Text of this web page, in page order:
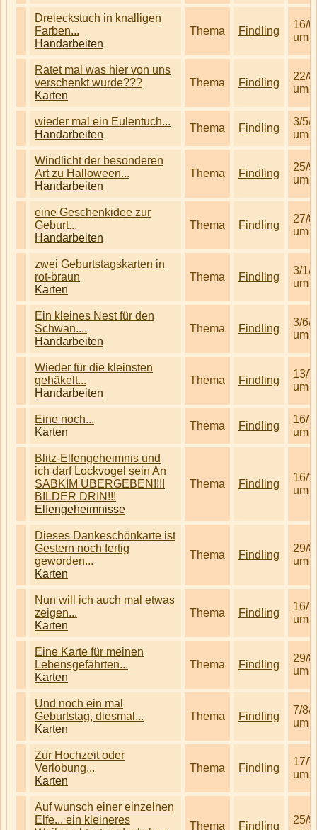
Dreieckstuch in knalligen
Farben...
Handarbeiten
Thema Findling
16/
um
Ratet mal was hier von uns
verschenkt wurde???
Karten
Thema Findling
22/
um
wieder mal ein Eulentuch...
Handarbeiten
Thema Findling
3/5/
um
Windlicht der besonderen
Art zu Halloween...
Handarbeiten
Thema Findling
25/
um
eine Geschenkidee zur
Geburt...
Handarbeiten
Thema Findling
27/
um
zwei Geburtstagskarten in
rot-braun
Karten
Thema Findling
3/1/
um
Ein kleines Nest für den
Schwan....
Handarbeiten
Thema Findling
3/6/
um
Wieder für die kleinsten
gehäkelt...
Handarbeiten
Thema Findling
13/
um
Eine noch...
Karten
Thema Findling
16/
um
Blitz-Elfengeheimnis und
ich darf Lockvogel sein An
SABKIM ÜBERGEBEN!!!!
BILDER DRIN!!!
Elfengeheimnisse
Thema Findling
16/
um
Dieses Dankeschönkarte ist
Gestern noch fertig
geworden...
Karten
Thema Findling
29/
um
Nun will ich auch mal etwas
zeigen...
Karten
Thema Findling
16/
um
Eine Karte für meinen
Lebensgefährten...
Karten
Thema Findling
29/
um
Und noch ein mal
Geburtstag, diesmal...
Karten
Thema Findling
7/8/
um
Zur Hochzeit oder
Verlobung...
Karten
Thema Findling
17/
um
Auf wunsch einer einzelnen
Elfe... ein kleineres
Thema Findling
25/